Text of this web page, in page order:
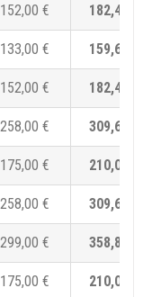
152,00 € 182,40 €
133,00 € 159,60 €
152,00 € 182,40 €
258,00 € 309,60 €
175,00 € 210,00 €
258,00 € 309,60 €
299,00 € 358,80 €
175,00 € 210,00 €